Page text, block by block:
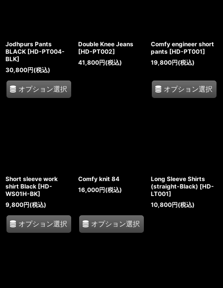
Jodhpurs Pants
BLACK [HD-PT004-
BLK]
30,800円(税込)
オプション選択
Double Knee Jeans
[HD-PT002]
41,800円(税込)
Comfy engineer short
pants [HD-PT001]
19,800円(税込)
オプション選択
Short sleeve work
shirt Black [HD-
WS01H-BK]
9,800円(税込)
オプション選択
Comfy knit 84
16,000円(税込)
オプション選択
Long Sleeve Shirts
(straight-Black) [HD-
LT001]
10,800円(税込)